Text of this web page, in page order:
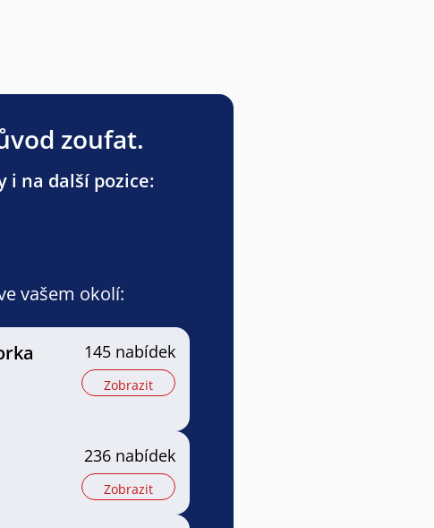
zoufat.
i na další pozice:
vašem okolí:
145 nabídek
Zobrazit
236 nabídek
Zobrazit